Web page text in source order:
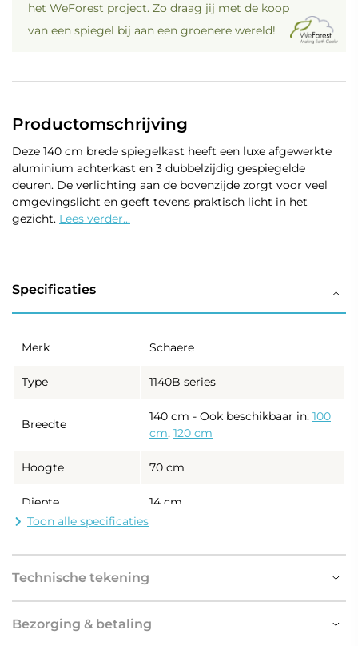
het WeForest project. Zo draag jij met de koop
van een spiegel bij aan een groenere wereld!
Productomschrijving
Deze 140 cm brede spiegelkast heeft een luxe afgewerkte
aluminium achterkast en 3 dubbelzijdig gespiegelde
deuren. De verlichting aan de bovenzijde zorgt voor veel
omgevingslicht en geeft tevens praktisch licht in het
gezicht. Lees verder...
Specificaties
Merk Schaere
Type 1140B series
Breedte
140 cm - Ook beschikbaar in: 100
cm, 120 cm
Hoogte 70 cm
Diepte 14 cm
achterkast
degelijk en vochtbestendig
standaard geleverd in een fraaie,
grijze kleur. Wil je liever een
Toon alle specificaties
Technische tekening
Bezorging & betaling